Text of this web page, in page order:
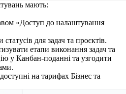
мають:
«Доступ до налаштування
для задач та проєктів.
етапи виконання задач та
у Канбан-поданні та узгодити
на тарифах Бізнес та